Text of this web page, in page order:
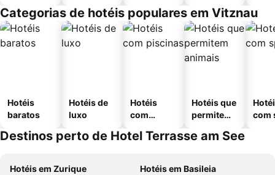
Categorias de hotéis populares em Vitznau
Hotéis
baratos
Hotéis de
luxo
Hotéis
com
Hotéis que
permitem
com
Destinos perto de Hotel Terrasse am See
Hotéis em Zurique
Hotéis em Basileia